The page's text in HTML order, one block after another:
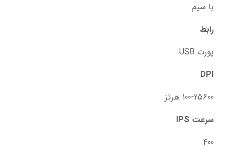
با سیم
رابط
پورت USB
DPI
100-25600 هرتز
سرعت IPS
400